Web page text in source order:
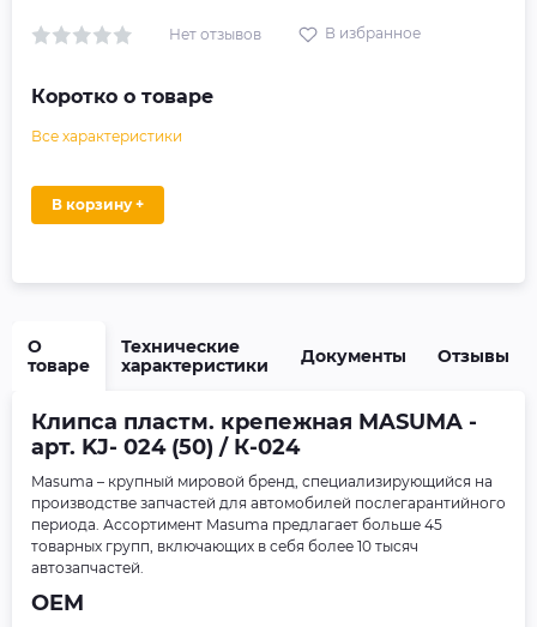
Нет отзывов В избранное
Коротко о товаре
Все характеристики
В корзину +
О
товаре
Технические
характеристики
Документы Отзывы
Клипса пластм. крепежная MASUMA -
арт. KJ- 024 (50) / К-024
Masuma – крупный мировой бренд, специализирующийся на
производстве запчастей для автомобилей послегарантийного
периода. Ассортимент Masuma предлагает больше 45
товарных групп, включающих в себя более 10 тысяч
автозапчастей.
OEM